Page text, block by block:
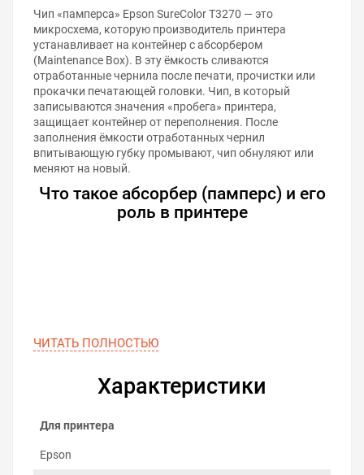
Чип «памперса» Epson SureColor T3270 — это
микросхема, которую производитель принтера
устанавливает на контейнер с абсорбером
(Maintenance Box). В эту ёмкость сливаются
отработанные чернила после печати, прочистки или
прокачки печатающей головки. Чип, в который
записываются значения «пробега» принтера,
защищает контейнер от переполнения. После
заполнения ёмкости отработанных чернил
впитывающую губку промывают, чип обнуляют или
меняют на новый.
Что такое абсорбер (памперс) и его
роль в принтере
ЧИТАТЬ ПОЛНОСТЬЮ
Характеристики
Для принтера
Epson